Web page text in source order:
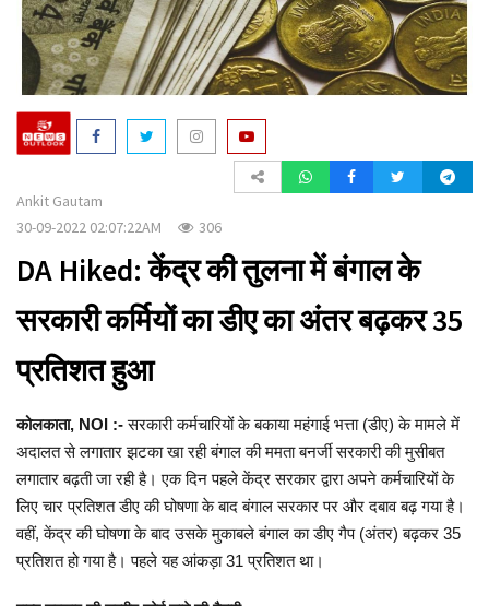
a
t
i
o
n
Ankit Gautam
30-09-2022 02:07:22AM
306
DA Hiked: केंद्र की तुलना में बंगाल के
सरकारी कर्मियों का डीए का अंतर बढ़कर 35
प्रतिशत हुआ
कोलकाता, NOI :-सरकारी कर्मचारियों के बकाया महंगाई भत्ता (डीए) के मामले में
अदालत से लगातार झटका खा रही बंगाल की ममता बनर्जी सरकारी की मुसीबत
लगातार बढ़ती जा रही है। एक दिन पहले केंद्र सरकार द्वारा अपने कर्मचारियों के
लिए चार प्रतिशत डीए की घोषणा के बाद बंगाल सरकार पर और दबाव बढ़ गया है।
वहीं, केंद्र की घोषणा के बाद उसके मुकाबले बंगाल का डीए गैप (अंतर) बढ़कर 35
प्रतिशत हो गया है। पहले यह आंकड़ा 31 प्रतिशत था।